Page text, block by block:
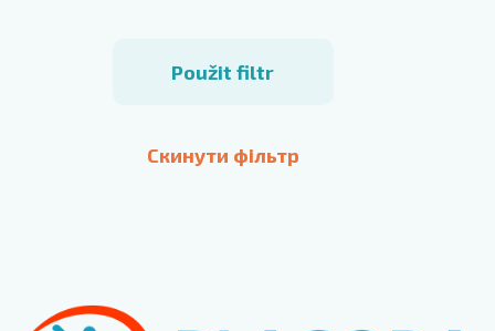
Použit filtr
Скинути фільтр